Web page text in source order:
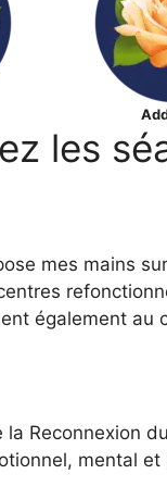
les
mes mains
également au
Reconnexion
mental et